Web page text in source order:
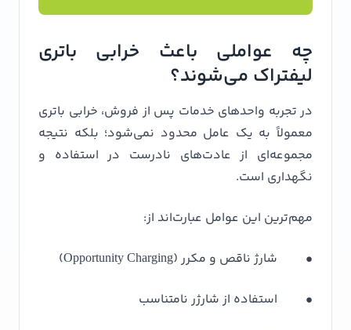
چه عواملی باعث خرابی باتری
لیفتراک می‌شوند؟
در تجربه واحدهای خدمات پس از فروش، خرابی باتری
معمولاً به یک عامل محدود نمی‌شود؛ بلکه نتیجه
مجموعه‌ای از عادت‌های نادرست در استفاده و
نگهداری است.
مهم‌ترین این عوامل عبارت‌اند از:
• شارژ ناقص و مکرر (Opportunity Charging)
• استفاده از شارژر نامتناسب